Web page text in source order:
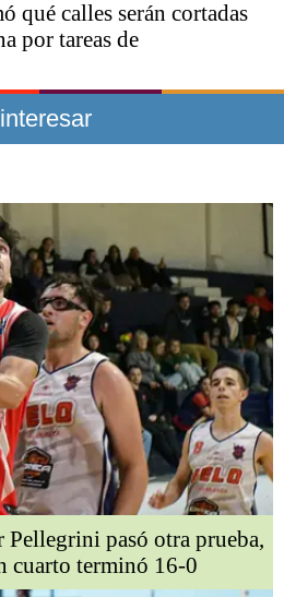
calles serán cortadas
por tareas de
pasó otra prueba,
cuarto terminó 16-0